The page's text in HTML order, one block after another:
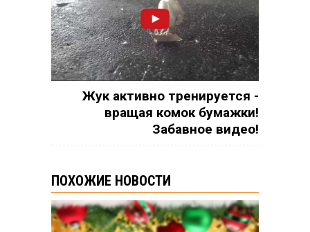
Жук активно тренируется -
вращая комок бумажки!
Забавное видео!
ПОХОЖИЕ НОВОСТИ